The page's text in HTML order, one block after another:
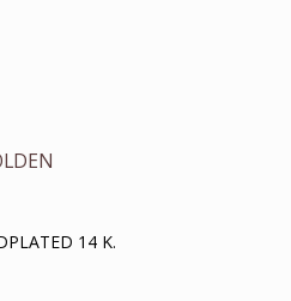
14 K.